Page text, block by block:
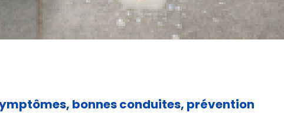
bonnes conduites, prévention